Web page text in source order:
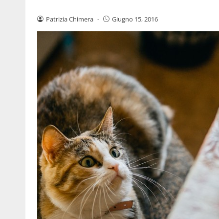
Patrizia Chimera - Giugno 15, 2016